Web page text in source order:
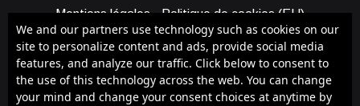
Mentions légales
Politique de cookies (EU)
Cookie Policy (AUS)
Cookie Policy (US)
Qui sommes-nous ?
Participer à Blois Capitale
Bénéficier d’une assistance
We and our partners use technology such as cookies on our
site to personalize content and ads, provide social media
features, and analyze our traffic. Click below to consent to
the use of this technology across the web. You can change
your mind and change your consent choices at anytime by